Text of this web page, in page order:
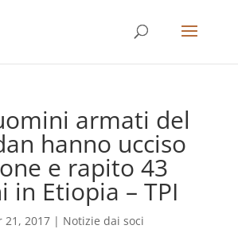
armati del
hanno ucciso
e rapito 43
in Etiopia – TPI
21, 2017| Notizie dai soci